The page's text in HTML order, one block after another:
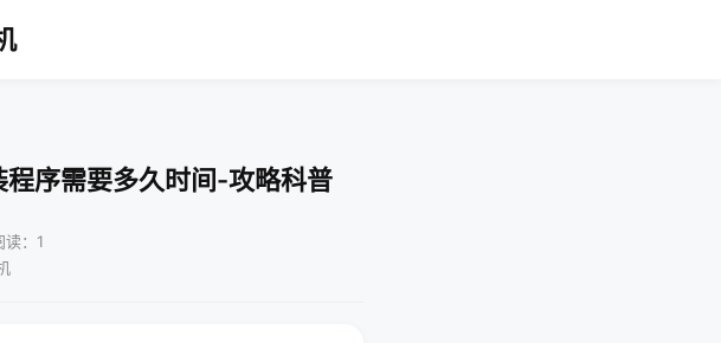
序需要多久时间-攻略科普
：1